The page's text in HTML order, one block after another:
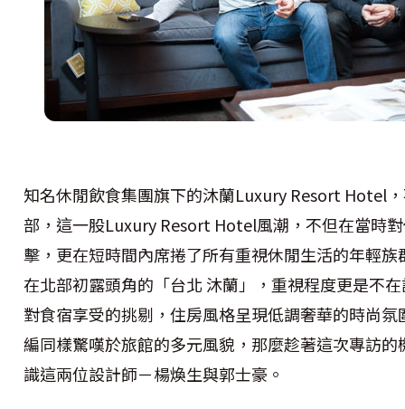
知名休閒飲食集團旗下的沐蘭Luxury Resort Hotel
部，這一股Luxury Resort Hotel風潮，不但在當時
擊，更在短時間內席捲了所有重視休閒生活的年輕族
在北部初露頭角的「台北 沐蘭」，重視程度更是不
對食宿享受的挑剔，住房風格呈現低調奢華的時尚氛
編同樣驚嘆於旅館的多元風貌，那麼趁著這次專訪的
識這兩位設計師－楊煥生與郭士豪。